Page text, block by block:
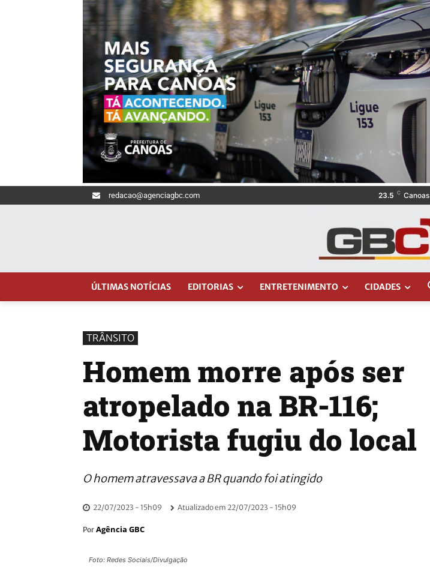
redacao@agenciagbc.com 23.5 C Canoas
ÚLTIMAS NOTÍCIAS EDITORIAS ENTRETENIMENTO CIDADES
TRÂNSITO
Homem morre após ser
atropelado na BR-116;
Motorista fugiu do local
O homem atravessava a BR quando foi atingido
22/07/2023 - 15h09 Atualizado em 22/07/2023 - 15h09
Por Agência GBC
Foto: Redes Sociais/Divulgação